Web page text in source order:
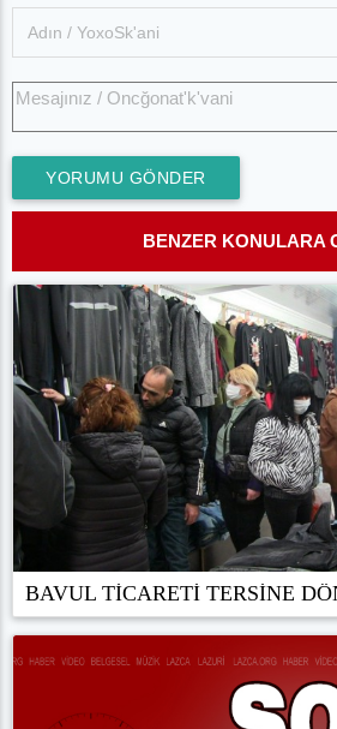
YORUMU GÖNDER
BENZER KONULARA
BAVUL TİCARETİ TERSİNE